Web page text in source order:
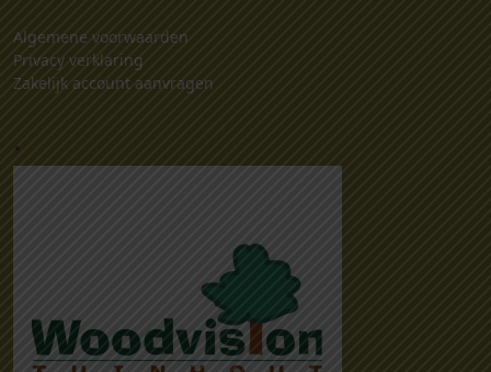
Algemene voorwaarden
Privacy verklaring
Zakelijk account aanvragen
.